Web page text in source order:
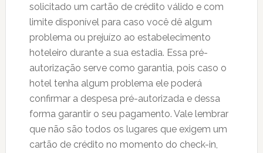
solicitado um cartão de crédito válido e com
limite disponível para caso você dê algum
problema ou prejuízo ao estabelecimento
hoteleiro durante a sua estadia. Essa pré-
autorização serve como garantia, pois caso o
hotel tenha algum problema ele poderá
confirmar a despesa pré-autorizada e dessa
forma garantir o seu pagamento. Vale lembrar
que não são todos os lugares que exigem um
cartão de crédito no momento do check-in,